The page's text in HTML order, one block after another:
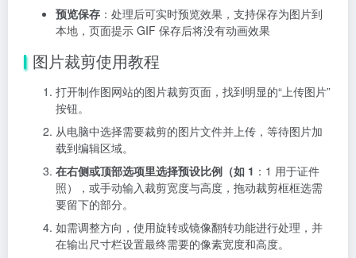
预览保存 ：处理后可实时预览效果，支持保存为图片到
本地，页面提示 GIF 保存后将没有动画效果
图片裁剪使用教程
打开制作图网站的图片裁剪页面，找到明显的“上传图片”
按钮。
从电脑中选择需要裁剪的图片文件并上传，等待图片加
载到编辑区域。
在右侧或顶部选项里选择预设比例（如 1 ：1 用于证件
照），或手动输入裁剪宽度与高度，拖动裁剪框框选需
要留下的部分。
如需调整方向，使用旋转或镜像翻转功能进行处理，并
在输出尺寸栏设置最终需要的像素宽度和高度。